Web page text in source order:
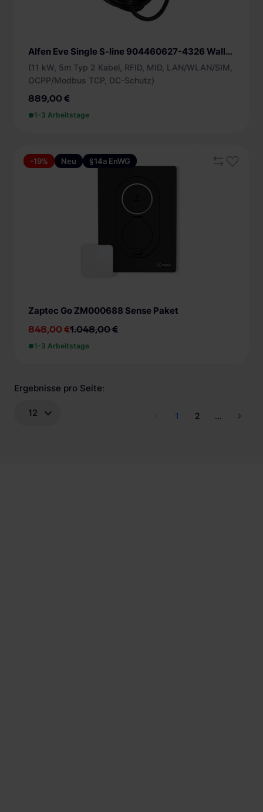
Alfen Eve Single S-line 904460627-4326 Wallbox
(11 kW, 5m Typ 2 Kabel, RFID, MID, LAN/WLAN/SIM,
OCPP/Modbus TCP, DC-Schutz)
889,00 €
1-3 Arbeitstage
-19% Neu §14a EnWG
Zaptec Go ZM000688 Sense Paket
848,00 €1.048,00 €
1-3 Arbeitstage
Ergebnisse pro Seite:
12 1 2 ...